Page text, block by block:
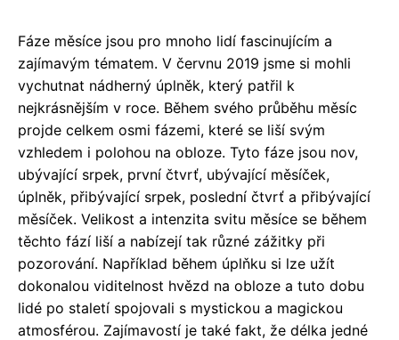
Fáze měsíce jsou pro mnoho lidí fascinujícím a
zajímavým tématem. V červnu 2019 jsme si mohli
vychutnat nádherný úplněk, který patřil k
nejkrásnějším v roce. Během svého průběhu měsíc
projde celkem osmi fázemi, které se liší svým
vzhledem i polohou na obloze. Tyto fáze jsou nov,
ubývající srpek, první čtvrť, ubývající měsíček,
úplněk, přibývající srpek, poslední čtvrť a přibývající
měsíček. Velikost a intenzita svitu měsíce se během
těchto fází liší a nabízejí tak různé zážitky při
pozorování. Například během úplňku si lze užít
dokonalou viditelnost hvězd na obloze a tuto dobu
lidé po staletí spojovali s mystickou a magickou
atmosférou. Zajímavostí je také fakt, že délka jedné